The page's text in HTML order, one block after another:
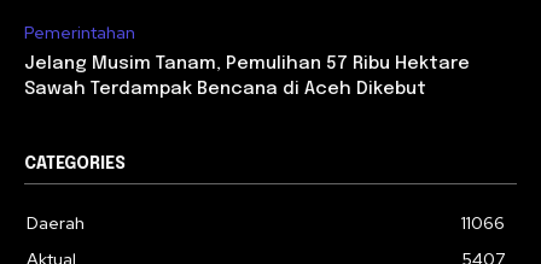
Pemerintahan
Jelang Musim Tanam, Pemulihan 57 Ribu Hektare
Sawah Terdampak Bencana di Aceh Dikebut
CATEGORIES
Daerah
11066
Aktual
5407